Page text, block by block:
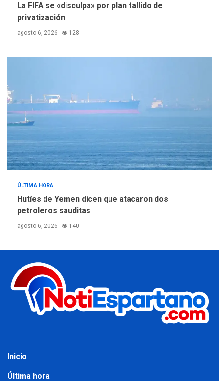
La FIFA se «disculpa» por plan fallido de
privatización
agosto 6, 2026 128
ÚLTIMA HORA
Hutíes de Yemen dicen que atacaron dos
petroleros sauditas
agosto 6, 2026 140
Inicio
Última hora